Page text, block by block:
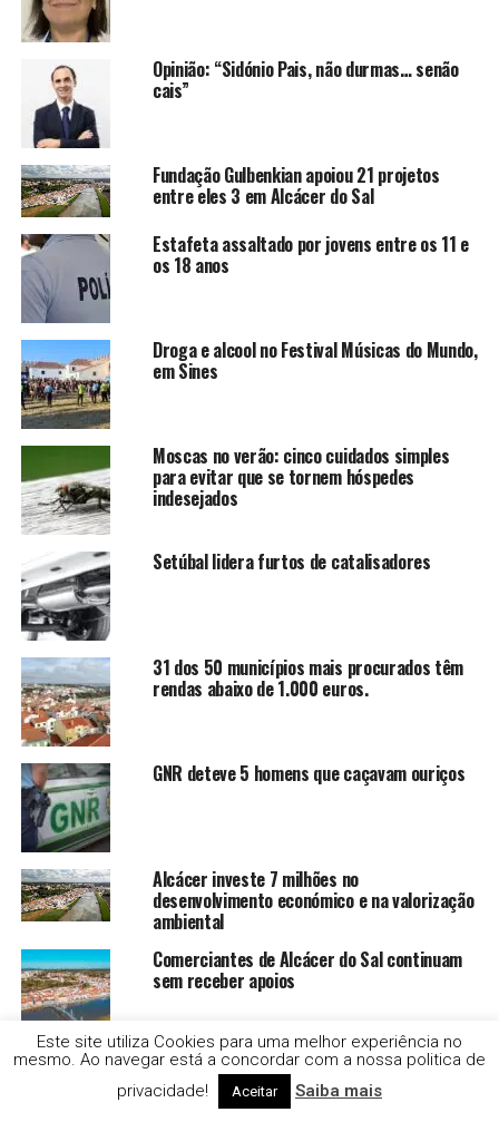
Opinião: “Sidónio Pais, não durmas… senão
cais”
Fundação Gulbenkian apoiou 21 projetos
entre eles 3 em Alcácer do Sal
Estafeta assaltado por jovens entre os 11 e
os 18 anos
Droga e alcool no Festival Músicas do Mundo,
em Sines
Moscas no verão: cinco cuidados simples
para evitar que se tornem hóspedes
indesejados
Setúbal lidera furtos de catalisadores
31 dos 50 municípios mais procurados têm
rendas abaixo de 1.000 euros.
GNR deteve 5 homens que caçavam ouriços
Alcácer investe 7 milhões no
desenvolvimento económico e na valorização
ambiental
Comerciantes de Alcácer do Sal continuam
sem receber apoios
GNR apreende tabaco que teria impacto
fiscal de 2 milhões de euros.
Este site utiliza Cookies para uma melhor experiência no
mesmo. Ao navegar está a concordar com a nossa politica de
privacidade!
Aceitar Saiba mais